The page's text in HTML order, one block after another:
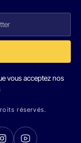
vous acceptez nos
réservés.